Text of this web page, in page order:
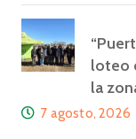
loteo
la
7 agosto, 2026